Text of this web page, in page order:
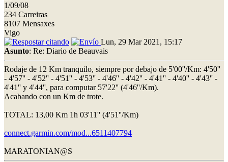
1/09/08
234 Carreiras
8107 Mensaxes
Vigo
Lun, 29 Mar 2021, 15:17
Asunto: Re: Diario de Beauvais
Rodaje de 12 Km tranquilo, siempre por debajo de 5'00''/Km: 4'50''
- 4'57'' - 4'52'' - 4'51'' - 4'53'' - 4'46'' - 4'42'' - 4'41'' - 4'40'' - 4'43'' -
4'41'' y 4'44'', para computar 57'22'' (4'46''/Km).
Acabando con un Km de trote.
TOTAL: 13,00 Km 1h 03'11'' (4'51''/Km)
connect.garmin.com/mod...6511407794
MARATONIAN@S